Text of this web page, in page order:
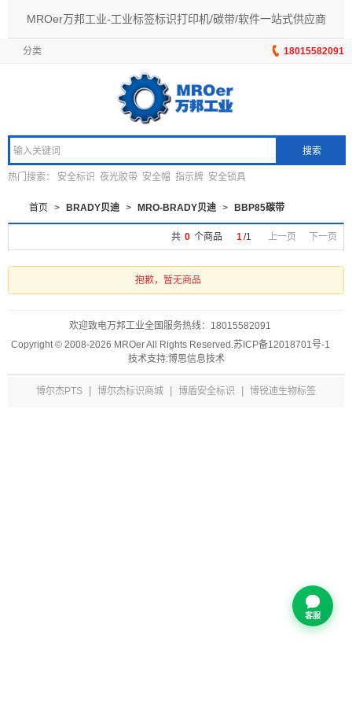
MROer万邦工业-工业标签标识打印机/碳带/软件一站式供应商
18015582091
分类
搜索
热门搜索： 安全标识 夜光胶带 安全帽 指示牌 安全锁具
首页 > BRADY贝迪 > MRO-BRADY贝迪 > BBP85碳带
共 0 个商品 1 /1 上一页 下一页
抱歉，暂无商品
欢迎致电万邦工业全国服务热线： 18015582091
Copyright © 2008-2026 MROer All Rights Reserved. 苏ICP备12018701号-1
技术支持:博思信息技术
博尔杰PTS | 博尔杰标识商城 | 博盾安全标识 | 博锐迪生物标签
客服